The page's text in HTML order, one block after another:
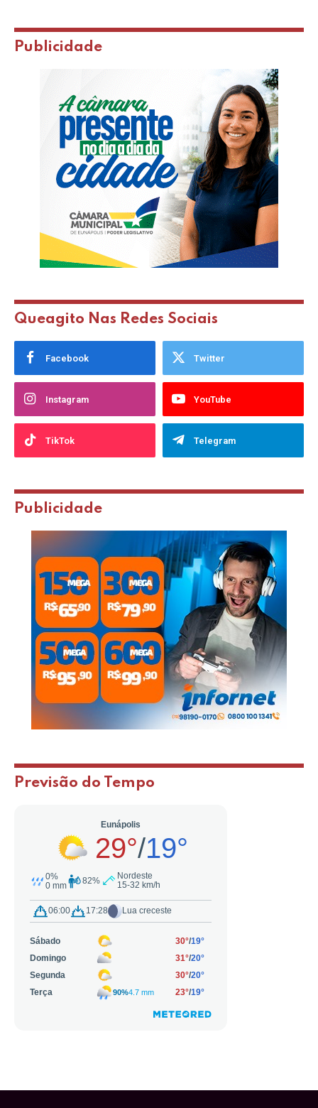
Publicidade
Queagito Nas Redes Sociais
Facebook Twitter
Instagram YouTube
TikTok Telegram
Publicidade
Previsão do Tempo